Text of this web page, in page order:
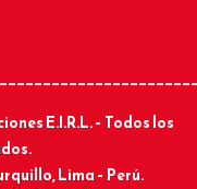
E.I.R.L. – Todos los
Lima – Perú.